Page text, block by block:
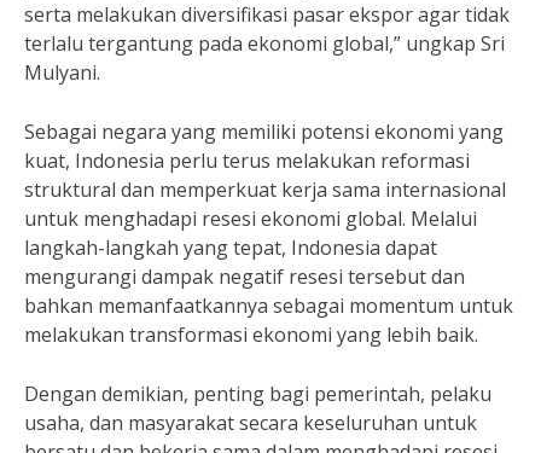
serta melakukan diversifikasi pasar ekspor agar tidak
terlalu tergantung pada ekonomi global,” ungkap Sri
Mulyani.
Sebagai negara yang memiliki potensi ekonomi yang
kuat, Indonesia perlu terus melakukan reformasi
struktural dan memperkuat kerja sama internasional
untuk menghadapi resesi ekonomi global. Melalui
langkah-langkah yang tepat, Indonesia dapat
mengurangi dampak negatif resesi tersebut dan
bahkan memanfaatkannya sebagai momentum untuk
melakukan transformasi ekonomi yang lebih baik.
Dengan demikian, penting bagi pemerintah, pelaku
usaha, dan masyarakat secara keseluruhan untuk